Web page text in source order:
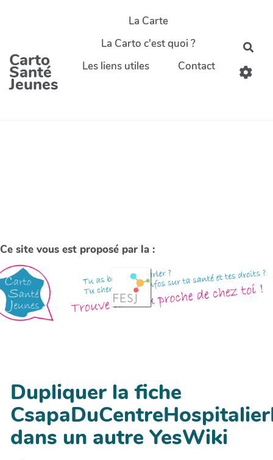
Carto
Santé
Jeunes
La Carte
La Carto c'est quoi ?
Les liens utiles
Contact
Ce site vous est proposé par la :
Dupliquer la fiche
dans un autre YesWiki